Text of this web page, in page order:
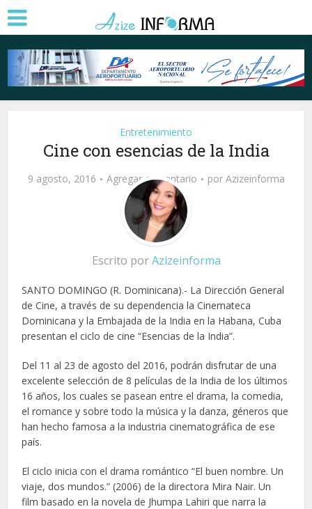
Entretenimiento
Cine con esencias de la India
9 agosto, 2016 Agregar comentario por Azizeinforma
Escrito porAzizeinforma
SANTO DOMINGO (R. Dominicana).- La Dirección General
de Cine, a través de su dependencia la Cinemateca
Dominicana y la Embajada de la India en la Habana, Cuba
presentan el ciclo de cine “Esencias de la India”.
Del 11 al 23 de agosto del 2016, podrán disfrutar de una
excelente selección de 8 películas de la India de los últimos
16 años, los cuales se pasean entre el drama, la comedia,
el romance y sobre todo la música y la danza, géneros que
han hecho famosa a la industria cinematográfica de ese
país.
El ciclo inicia con el drama romántico “El buen nombre. Un
viaje, dos mundos.” (2006) de la directora Mira Nair. Un
film basado en la novela de Jhumpa Lahiri que narra la